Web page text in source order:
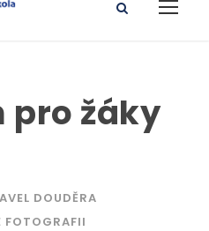
pro žáky
DOUDĚRA
FOTOGRAFII